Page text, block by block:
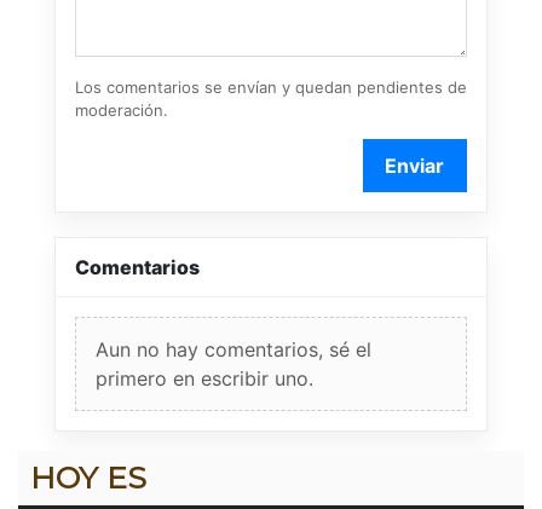
Los comentarios se envían y quedan pendientes de
moderación.
Enviar
Comentarios
Aun no hay comentarios, sé el
primero en escribir uno.
HOY ES